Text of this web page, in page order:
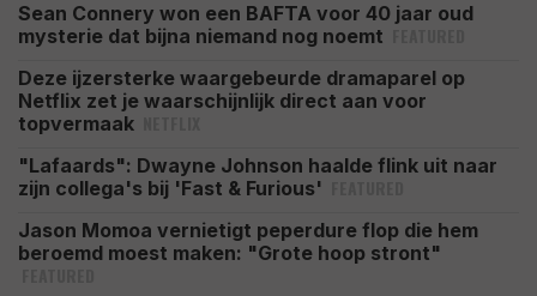
Sean Connery won een BAFTA voor 40 jaar oud
mysterie dat bijna niemand nog noemt
Deze ijzersterke waargebeurde dramaparel op
Netflix zet je waarschijnlijk direct aan voor
topvermaak
"Lafaards": Dwayne Johnson haalde flink uit naar
zijn collega's bij 'Fast & Furious'
Jason Momoa vernietigt peperdure flop die hem
beroemd moest maken: "Grote hoop stront"